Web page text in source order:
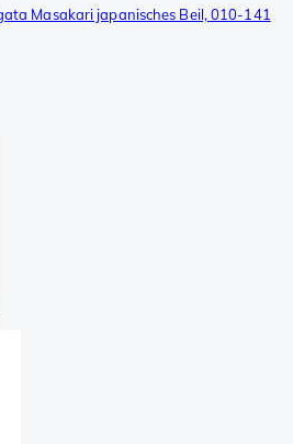
Masakari japanisches Beil, 010-141